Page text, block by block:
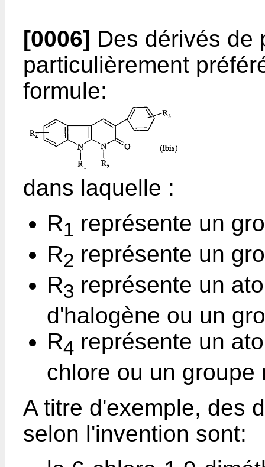
[0006] Des dérivés de
particulièrement
formule:
dans laquelle :
R1 représente un
R2 représente un
R3 représente un
d'halogène ou un
R4 représente un
chlore ou un groupe
A titre d'exemple, des
selon l'invention sont: